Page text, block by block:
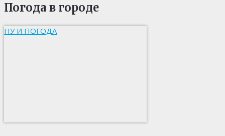
Погода в городе
НУ И ПОГОДА